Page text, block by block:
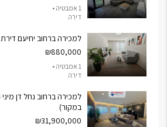
1 אמבטיה •
דירה
למכירה ברחוב יחיעם דירת 3 חדרים
₪880,000
1 אמבטיה •
דירה
במקור)
₪31,900,000